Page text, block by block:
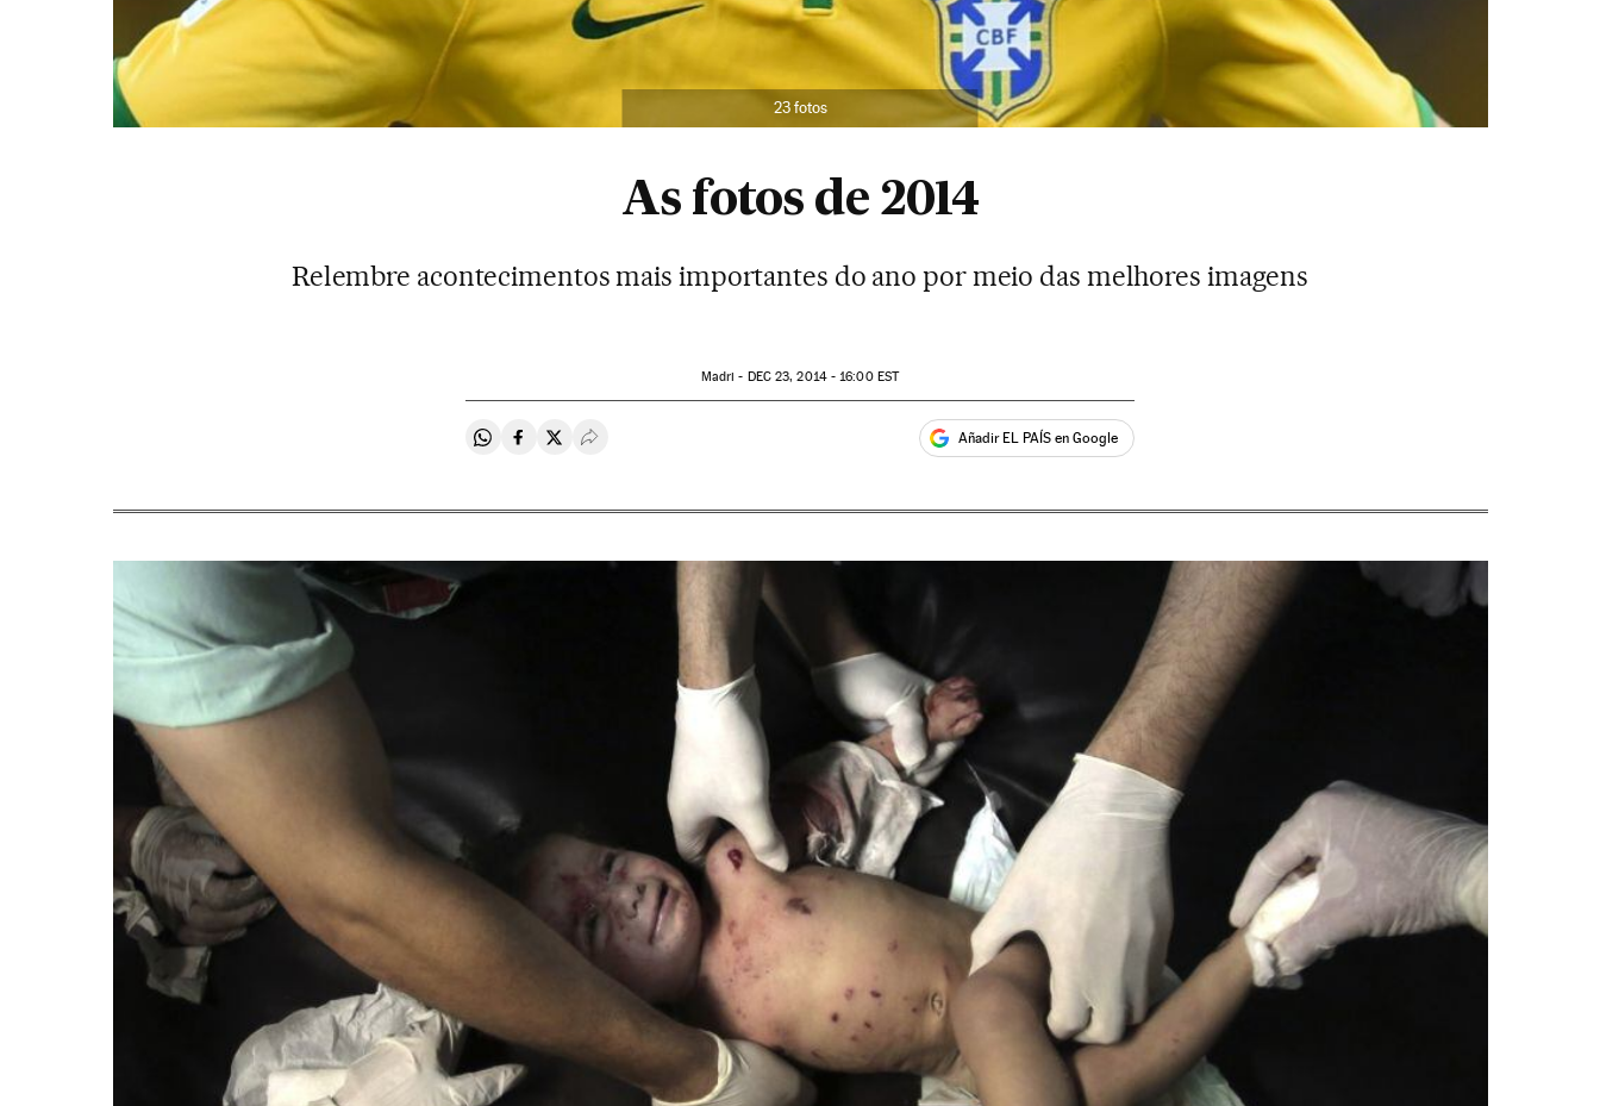
23 fotos
As fotos de 2014
Relembre acontecimentos mais importantes do ano por meio das melhores imagens
Madri - DEC23, 2014 - 16:00EST
Compartir en Whatsapp
Compartir en Facebook
Compartir en Twitter
Desplegar Redes Sociales Añadir EL PAÍS en Google